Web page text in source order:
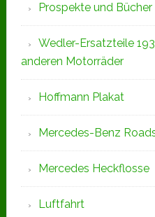
Prospekte und Bücher
Wedler-Ersatzteile
anderen Motorräder
Hoffmann Plakat
Mercedes-Benz
Mercedes Heckflosse
Luftfahrt